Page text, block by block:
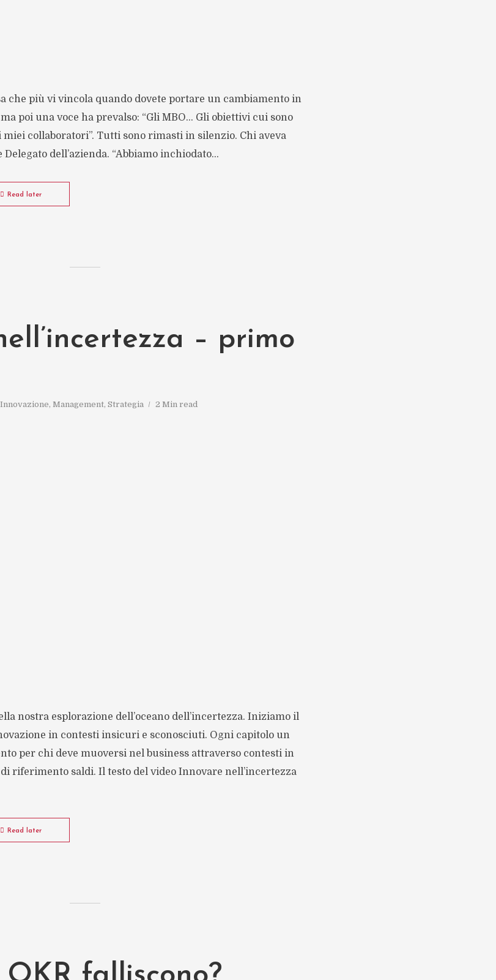
che più vi vincola quando dovete portare un cambiamento in
poi una voce ha prevalso: “Gli MBO… Gli obiettivi cui sono
collaboratori”. Tutti sono rimasti in silenzio. Chi aveva
dell’azienda. “Abbiamo inchiodato...
Read later
– primo
Innovazione, Management, Strategia 2 Min read
nostra esplorazione dell’oceano dell’incertezza. Iniziamo il
in contesti insicuri e sconosciuti. Ogni capitolo un
per chi deve muoversi nel business attraverso contesti in
riferimento saldi. Il testo del video Innovare nell’incertezza
Read later